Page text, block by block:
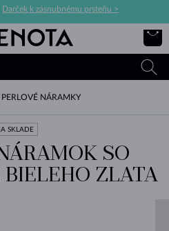
Darček k zásnubnému prsteňu >
PERLOVÉ NÁRAMKY
SKLADE
SO
ZLATA